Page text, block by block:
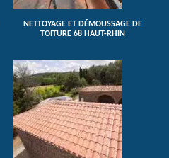
NETTOYAGE ET DÉMOUSSAGE DE
TOITURE 68 HAUT-RHIN